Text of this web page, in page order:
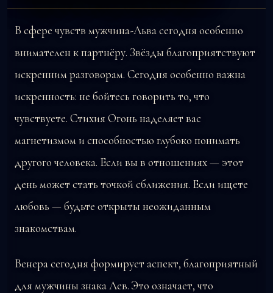
В сфере чувств мужчина-Льва сегодня особенно
внимателен к партнёру. Звёзды благоприятствуют
искренним разговорам. Сегодня особенно важна
искренность: не бойтесь говорить то, что
чувствуете. Стихия Огонь наделяет вас
магнетизмом и способностью глубоко понимать
другого человека. Если вы в отношениях — этот
день может стать точкой сближения. Если ищете
любовь — будьте открыты неожиданным
знакомствам.
Венера сегодня формирует аспект, благоприятный
для мужчины знака Лев. Это означает, что